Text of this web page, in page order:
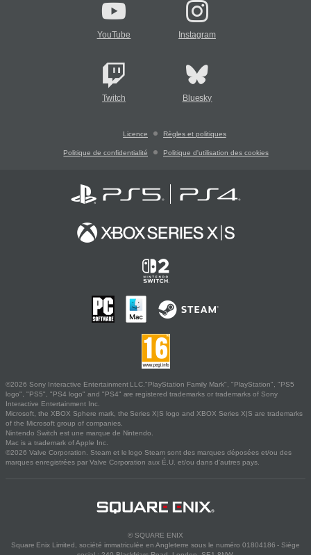
YouTube Instagram
Twitch Bluesky
Licence Règles et politiques
Politique de confidentialité Politique d'utilisation des cookies
©2026 Sony Interactive Entertainment LLC."PlayStation Family Mark", "PlayStation", "PS5
logo", "PS5", "PS4 logo" and "PS4" are registered trademarks or trademarks of Sony
Interactive Entertainment Inc.
Microsoft, the XBOX Sphere mark, the Series X|S logo and XBOX Series X|S are trademarks
of the Microsoft group of companies.
Nintendo Switch est une marque de Nintendo.
Mac is a trademark of Apple Inc.
©2026 Valve Corporation. Steam et le logo Steam sont des marques déposées et/ou des
marques enregistrées par Valve Corporation aux É.U. et/ou dans d'autres pays.
© SQUARE ENIX
Square Enix Limited, société immatriculée en Angleterre sous le numéro 01804186 - Siège